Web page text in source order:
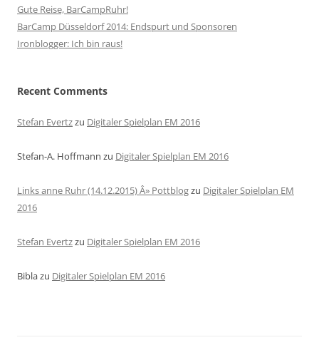
Gute Reise, BarCampRuhr!
BarCamp Düsseldorf 2014: Endspurt und Sponsoren
Ironblogger: Ich bin raus!
Recent Comments
Stefan Evertzzu Digitaler Spielplan EM 2016
Stefan-A. Hoffmann zu Digitaler Spielplan EM 2016
Links anne Ruhr (14.12.2015) Â» Pottblogzu Digitaler Spielplan EM
2016
Stefan Evertzzu Digitaler Spielplan EM 2016
Biblazu Digitaler Spielplan EM 2016